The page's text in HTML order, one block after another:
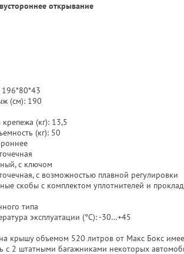
открывание
196*80*43
(см): 190
(кг): 13,5
(кг): 50
с ключом
с возможностью плавной регулировки
скобы с комплектом уплотнителей и
типа
эксплуатации (°С): -30…+45
крышу объемом 520 литров от Макс Бокс
с 2 штатными багажниками некоторых